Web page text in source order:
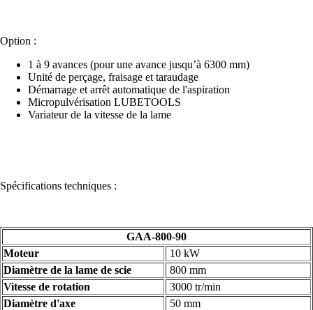
Option :
1 à 9 avances (pour une avance jusqu’à 6300 mm)
Unité de perçage, fraisage et taraudage
Démarrage et arrêt automatique de l'aspiration
Micropulvérisation LUBETOOLS
Variateur de la vitesse de la lame
Spécifications techniques :
GAA-800-90
Moteur
10 kW
Diamètre de la lame de scie
800 mm
Vitesse de rotation
3000 tr/min
Diamètre d'axe
50 mm